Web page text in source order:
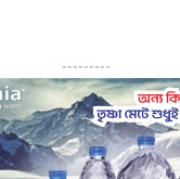
---------